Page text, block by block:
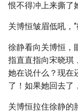
恨不得冲上来撕了
关博恒皱眉低吼，
徐静看向关博恒，
指直直指向宋晓琪
她在说什么？现在
了！如果她回去了
关博恒拉住徐静的